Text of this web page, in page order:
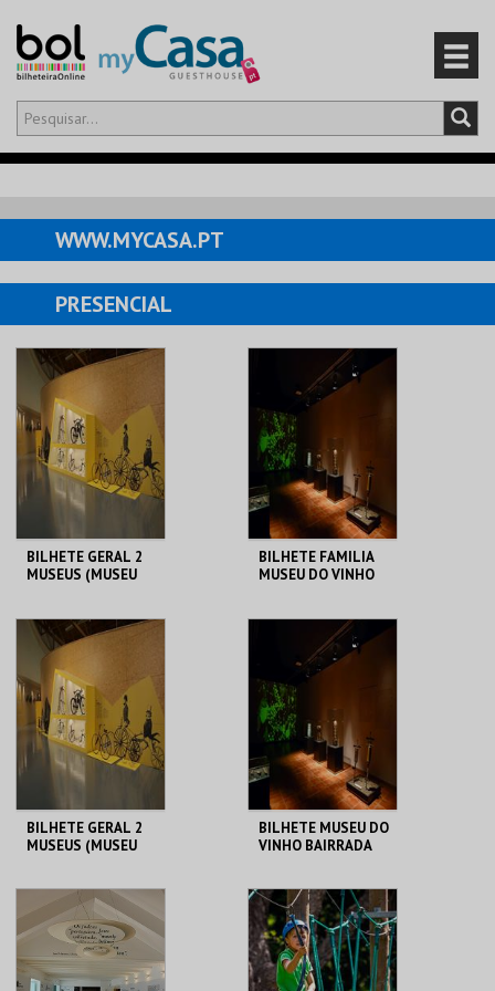
Olá,iniciar sessão
CARRINHO
EVENTOS
CARTÕES
PRODUTOS
WWW.MYCASA.PT
PRESENCIAL
BILHETE GERAL 2
MUSEUS (MUSEU
DUAS RODAS)
MUSEU DO VINHO
BAIRRADA
MAIS INFO
COMPRAR
BILHETE FAMILIA
MUSEU DO VINHO
MUSEU DO VINHO
BAIRRADA
MAIS INFO
COMPRAR
BILHETE GERAL 2
MUSEUS (MUSEU
DUAS RODAS)
MUSEU DO VINHO
BAIRRADA
MAIS INFO
BILHETE MUSEU DO
VINHO BAIRRADA
MUSEU DO VINHO
BAIRRADA
MAIS INFO